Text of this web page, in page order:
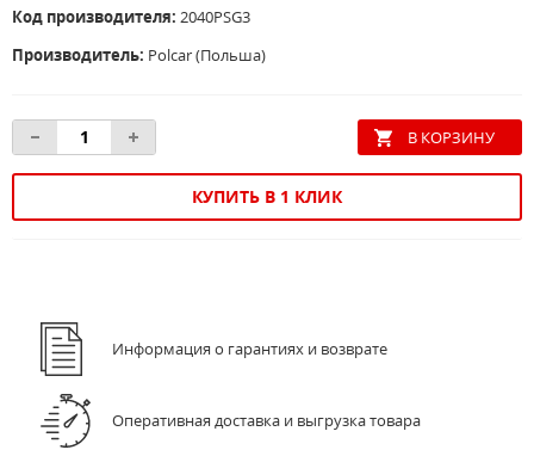
Код производителя: 2040PSG3
Производитель: Polcar (Польша)
КУПИТЬ В 1 КЛИК
Информация о гарантиях и возврате
Оперативная доставка и выгрузка товара